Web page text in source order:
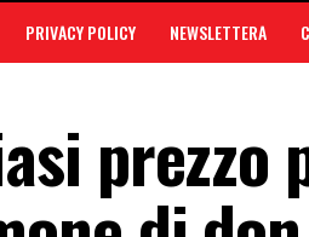
PRIVACY POLICY NEWSLETTERA
prezzo